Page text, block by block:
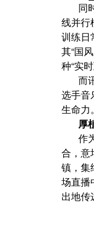
同
线并行
训练日
其“国
种“实
而
选手音
生命力
厚
作
合，意
镇，集
场直播
出地传